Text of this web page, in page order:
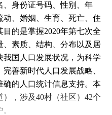
、身份证号码、性别、年
、婚姻、生育、死亡、住
的是掌握2020年第七次全
、素质、结构、分布以及居
国人口发展状况，为科学
善新时代人口发展战略、
的人口统计信息支持。本
，涉及40村（社区）42个